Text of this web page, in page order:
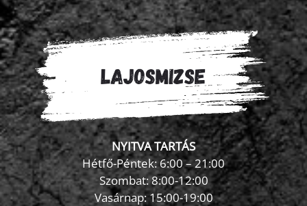
NYITVA TARTÁS
Hétfő-Péntek: 6:00 – 21:00
Szombat: 8:00-12:00
Vasárnap: 15:00-19:00
FormaZona chatbot ×